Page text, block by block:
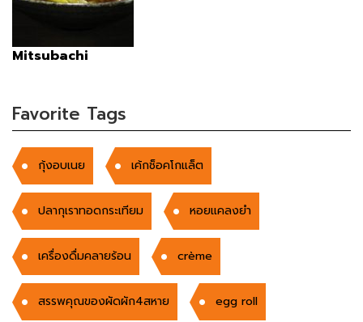
Mitsubachi
Favorite Tags
กุ้งอบเนย เค้กช็อคโกแล็ต
ปลากุเราทอดกระเทียม หอยแคลงยำ
เครื่องดื่มคลายร้อน crème
สรรพคุณของผัดผัก4สหาย egg roll